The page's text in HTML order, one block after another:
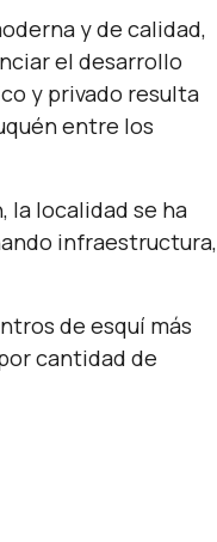
y de calidad,
el desarrollo
y privado resulta
entre los
la localidad se ha
infraestructura,
de esquí más
cantidad de